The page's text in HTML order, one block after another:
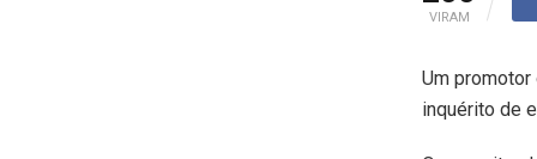
VIRAM
Um
inquérito de